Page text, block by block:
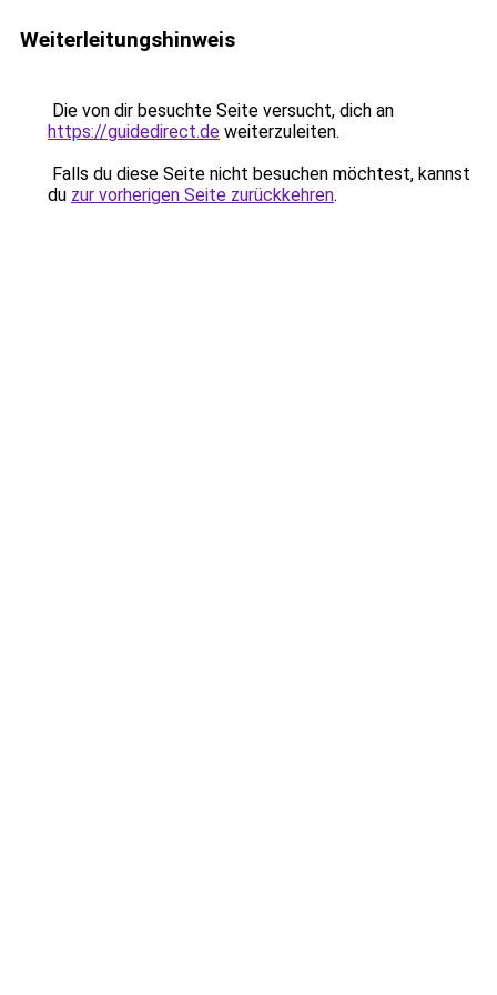
Weiterleitungshinweis
Die von dir besuchte Seite versucht, dich an
https://guidedirect.de weiterzuleiten.
Falls du diese Seite nicht besuchen möchtest, kannst
du zur vorherigen Seite zurückkehren.